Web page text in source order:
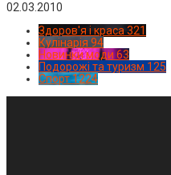
02.03.2010
Здоров'я і краса 321
Кулінарія 94
Новинки моди 63
Подорожі та туризм 125
Спорт1224